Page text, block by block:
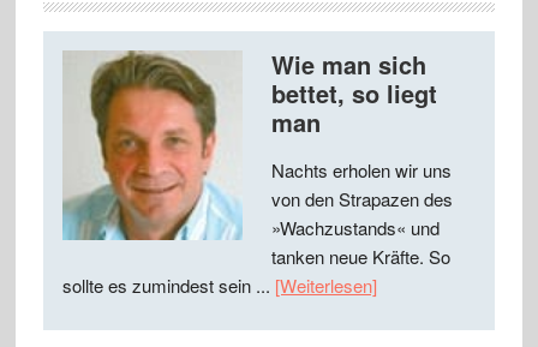
Wie man sich
bettet, so liegt
man
Nachts erholen wir uns
von den Strapazen des
»Wachzustands« und
tanken neue Kräfte. So
sollte es zumindest sein ... [Weiterlesen]